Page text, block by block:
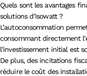
Quels sont les avantages
solutions d’Isowatt ?
L’autoconsommation
consommant directement
l’investissement initial est
De plus, des incitations
réduire le coût des